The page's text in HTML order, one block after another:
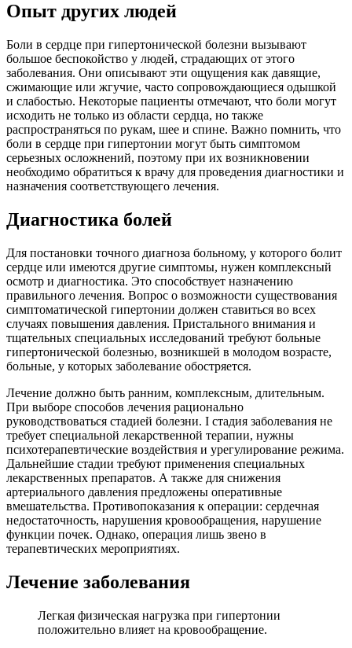
Опыт других людей
Боли в сердце при гипертонической болезни вызывают
большое беспокойство у людей, страдающих от этого
заболевания. Они описывают эти ощущения как давящие,
сжимающие или жгучие, часто сопровождающиеся одышкой
и слабостью. Некоторые пациенты отмечают, что боли могут
исходить не только из области сердца, но также
распространяться по рукам, шее и спине. Важно помнить, что
боли в сердце при гипертонии могут быть симптомом
серьезных осложнений, поэтому при их возникновении
необходимо обратиться к врачу для проведения диагностики и
назначения соответствующего лечения.
Диагностика болей
Для постановки точного диагноза больному, у которого болит
сердце или имеются другие симптомы, нужен комплексный
осмотр и диагностика. Это способствует назначению
правильного лечения. Вопрос о возможности существования
симптоматической гипертонии должен ставиться во всех
случаях повышения давления. Пристального внимания и
тщательных специальных исследований требуют больные
гипертонической болезнью, возникшей в молодом возрасте,
больные, у которых заболевание обостряется.
Лечение должно быть ранним, комплексным, длительным.
При выборе способов лечения рационально
руководствоваться стадией болезни. І стадия заболевания не
требует специальной лекарственной терапии, нужны
психотерапевтические воздействия и урегулирование режима.
Дальнейшие стадии требуют применения специальных
лекарственных препаратов. А также для снижения
артериального давления предложены оперативные
вмешательства. Противопоказания к операции: сердечная
недостаточность, нарушения кровообращения, нарушение
функции почек. Однако, операция лишь звено в
терапевтических мероприятиях.
Лечение заболевания
Легкая физическая нагрузка при гипертонии
положительно влияет на кровообращение.